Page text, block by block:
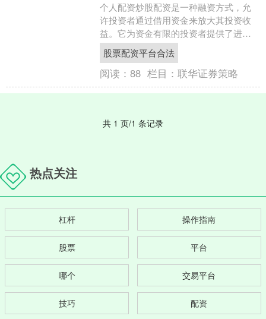
个人配资炒股配资是一种融资方式，允
许投资者通过借用资金来放大其投资收
益。它为资金有限的投资者提供了进入
股市的机会，并有可能获得更高的回
报。 资金杠杆是指利用借贷....
股票配资平台合法
阅读：88 栏目：联华证券策略
共 1 页/1 条记录
热点关注
杠杆 操作指南
股票 平台
哪个 交易平台
技巧 配资